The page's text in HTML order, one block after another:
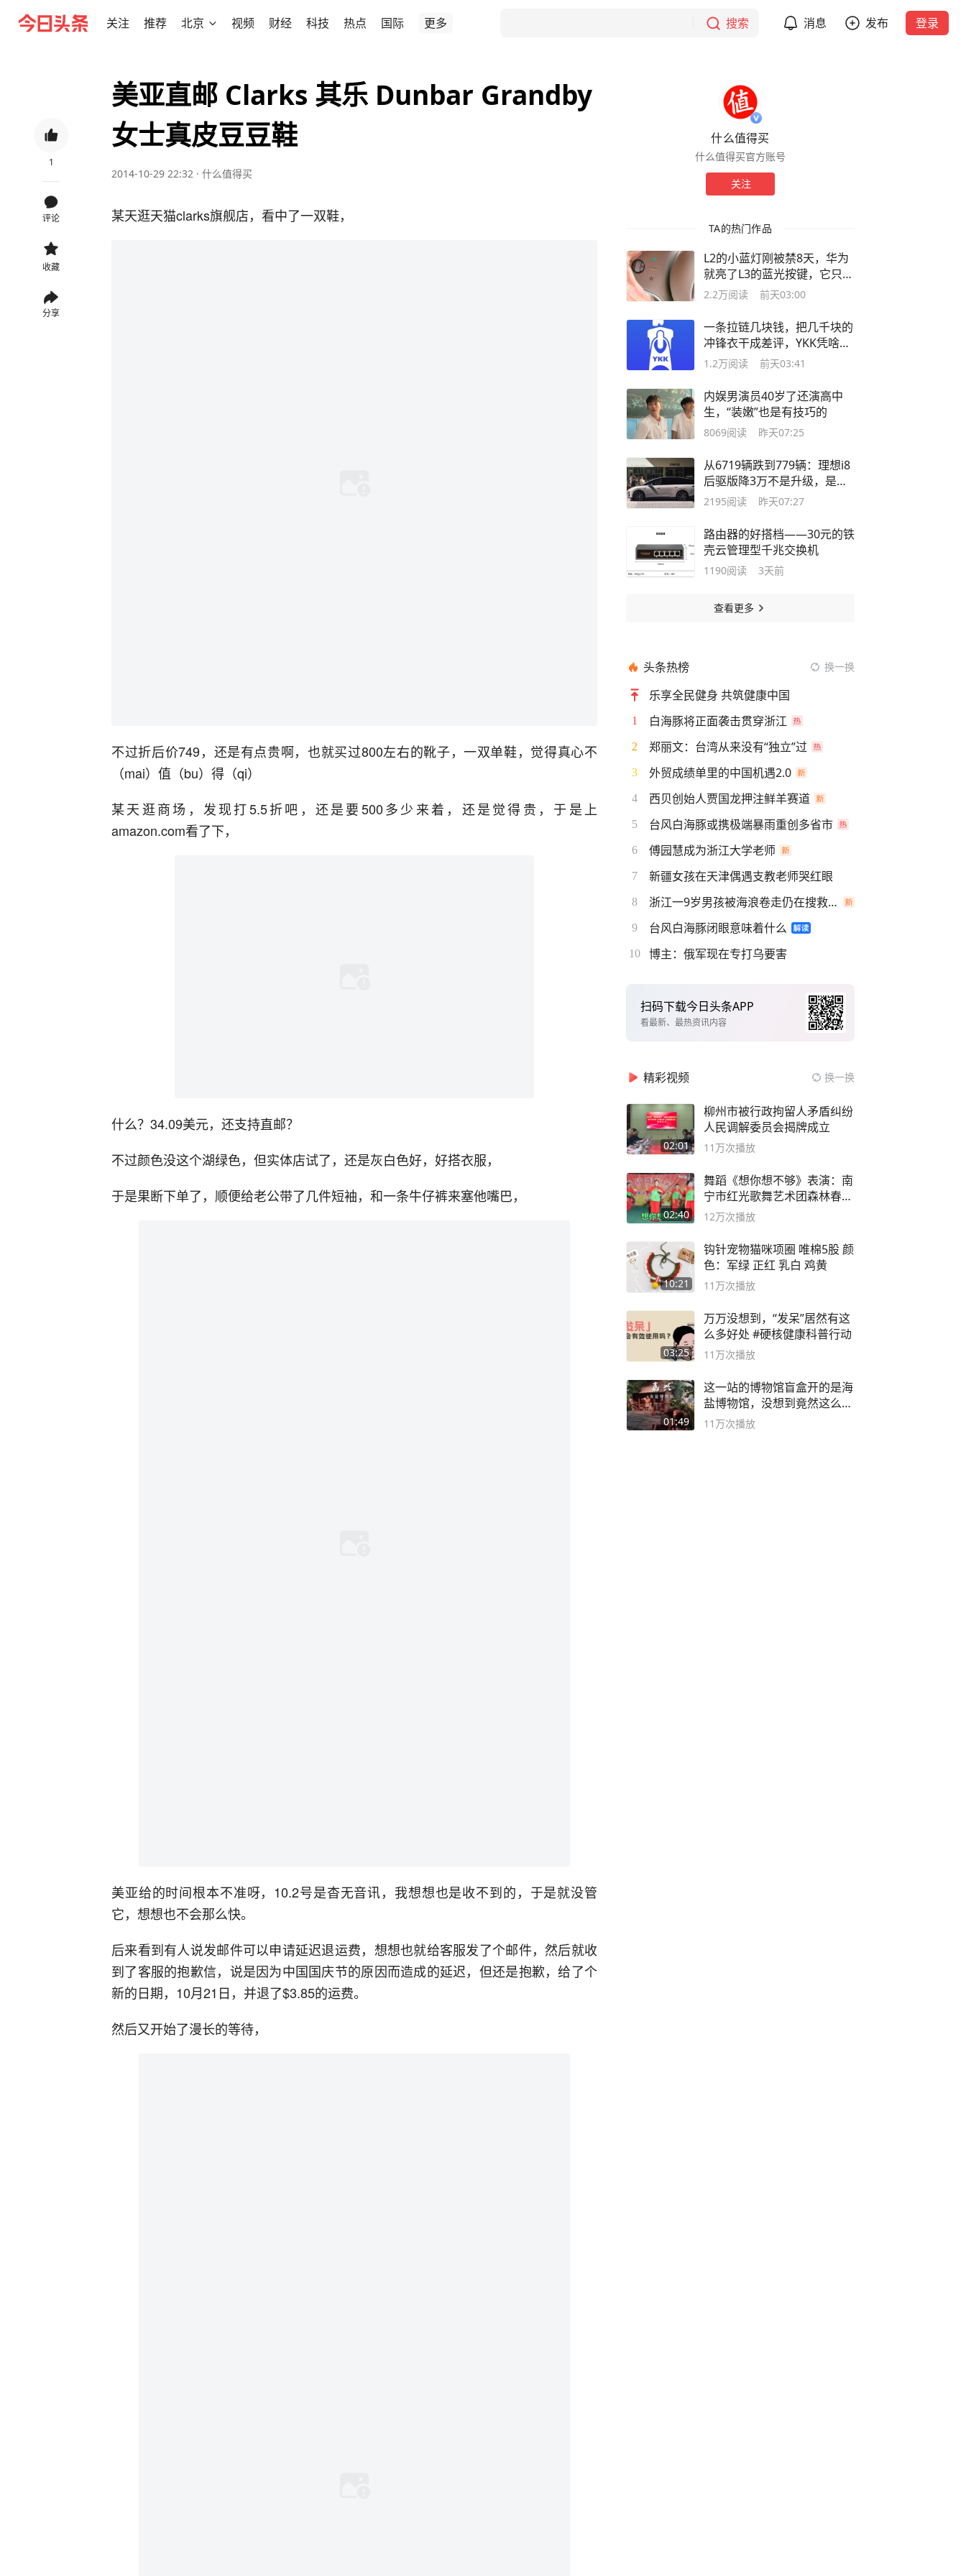
关注 推荐 北京 视频 财经 科技 热点 国际 更多 搜索 消息 发布 登录
1
评论
收藏
分享
美亚直邮 Clarks 其乐 Dunbar Grandby
女士真皮豆豆鞋
2014-10-29 22:32 · 什么值得买
某天逛天猫clarks旗舰店，看中了一双鞋，
不过折后价749，还是有点贵啊，也就买过800左右的靴子，一双单鞋，觉得真心不
（mai）值（bu）得（qi）
某天逛商场，发现打5.5折吧，还是要500多少来着，还是觉得贵，于是上
amazon.com看了下，
什么？34.09美元，还支持直邮？
不过颜色没这个湖绿色，但实体店试了，还是灰白色好，好搭衣服，
于是果断下单了，顺便给老公带了几件短袖，和一条牛仔裤来塞他嘴巴，
美亚给的时间根本不准呀，10.2号是杳无音讯，我想想也是收不到的，于是就没管
它，想想也不会那么快。
后来看到有人说发邮件可以申请延迟退运费，想想也就给客服发了个邮件，然后就收
到了客服的抱歉信，说是因为中国国庆节的原因而造成的延迟，但还是抱歉，给了个
新的日期，10月21日，并退了$3.85的运费。
然后又开始了漫长的等待，
什么值得买
什么值得买官方账号
关注
TA的热门作品
L2的小蓝灯刚被禁8天，华为
就亮了L3的蓝光按键，它只
是"升了级"
2.2万阅读 前天03:00
一条拉链几块钱，把几千块的
冲锋衣干成差评，YKK凭啥叫
人不敢换
1.2万阅读 前天03:41
内娱男演员40岁了还演高中
生，“装嫩”也是有技巧的
8069阅读 昨天07:25
从6719辆跌到779辆：理想i8
后驱版降3万不是升级，是止
血手术
2195阅读 昨天07:27
路由器的好搭档——30元的铁
壳云管理型千兆交换机
1190阅读 3天前
查看更多
头条热榜 换一换
乐享全民健身 共筑健康中国
1 白海豚将正面袭击贯穿浙江
2 郑丽文：台湾从来没有“独立”过
3 外贸成绩单里的中国机遇2.0
4 西贝创始人贾国龙押注鲜羊赛道
5 台风白海豚或携极端暴雨重创多省市
6 傅园慧成为浙江大学老师
7 新疆女孩在天津偶遇支教老师哭红眼
8 浙江一9岁男孩被海浪卷走仍在搜救中
9 台风白海豚闭眼意味着什么
10 博主：俄军现在专打乌要害
扫码下载今日头条APP
看最新、最热资讯内容
精彩视频 换一换
02:01
柳州市被行政拘留人矛盾纠纷
人民调解委员会揭牌成立
11万次播放
02:40
舞蹈《想你想不够》表演：南
宁市红光歌舞艺术团森林春红
舞蹈队。
12万次播放
10:21
钩针宠物猫咪项圈 唯棉5股 颜
色：军绿 正红 乳白 鸡黄
11万次播放
03:25
万万没想到，“发呆”居然有这
么多好处 #硬核健康科普行动
11万次播放
01:49
这一站的博物馆盲盒开的是海
盐博物馆，没想到竟然这么好
逛！
11万次播放